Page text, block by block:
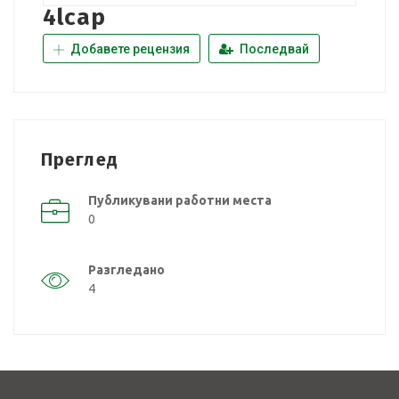
4lcap
Добавете рецензия Последвай
Преглед
Публикувани работни места
0
Разгледано
4